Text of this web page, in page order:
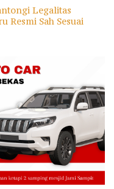
Legalitas
Resmi Sah Sesuai